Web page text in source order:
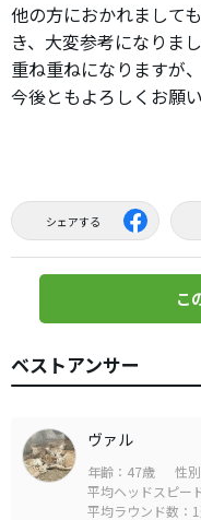
他の方におかれまして
き、大変参考になりまし
重ね重ねになりますが
今後ともよろしくお願
シェアする
こ
ベストアンサー
ヴァル
年齢：47歳 性
平均ヘッドスピー
平均ラウンド数：